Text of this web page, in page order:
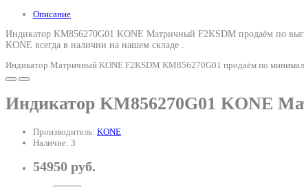
Описание
Индикатор KM856270G01 KONE Матричный F2KSDM продаём по
KONE всегда в наличии на нашем складе .
Индикатор Матричный KONE F2KSDM KM856270G01 продаём по
Индикатор KM856270G01 KONE
Производитель: KONE
Наличие: 3
54950 руб.